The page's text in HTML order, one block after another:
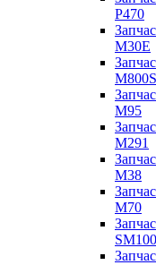
P470
M30E
M800S
M95
M291
M38
M70